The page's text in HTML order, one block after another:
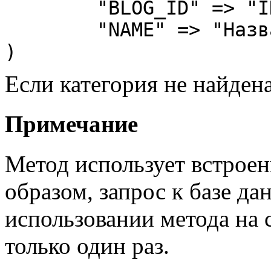
)
Если категория не
Примечание
Метод использует
образом, запрос к базе
использовании метода на
только один раз.